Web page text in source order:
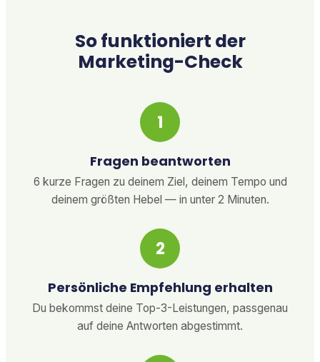
So funktioniert der
Marketing-Check
1
Fragen beantworten
6 kurze Fragen zu deinem Ziel, deinem Tempo und
deinem größten Hebel — in unter 2 Minuten.
2
Persönliche Empfehlung erhalten
Du bekommst deine Top-3-Leistungen, passgenau
auf deine Antworten abgestimmt.